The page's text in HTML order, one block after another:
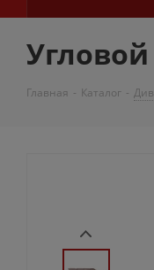
Главная - Каталог -